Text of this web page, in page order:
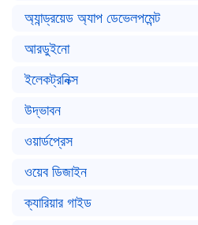
অ্যান্ড্রয়েড অ্যাপ ডেভেলপমেন্ট
আরডুইনো
ইলেকট্রনিক্স
উদ্ভাবন
ওয়ার্ডপ্রেস
ওয়েব ডিজাইন
ক্যারিয়ার গাইড